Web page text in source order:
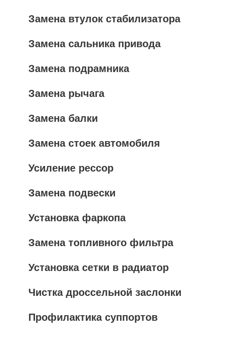
Замена втулок стабилизатора
Замена сальника привода
Замена подрамника
Замена рычага
Замена балки
Замена стоек автомобиля
Усиление рессор
Замена подвески
Установка фаркопа
Замена топливного фильтра
Установка сетки в радиатор
Чистка дроссельной заслонки
Профилактика суппортов